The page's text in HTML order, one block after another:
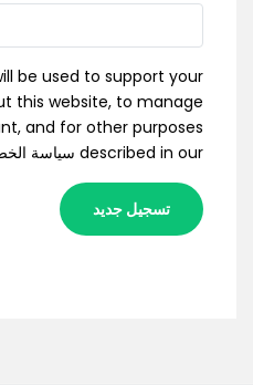
be used to support your
this website, to manage
and for other purposes
described in our سياسة
تسجيل جديد